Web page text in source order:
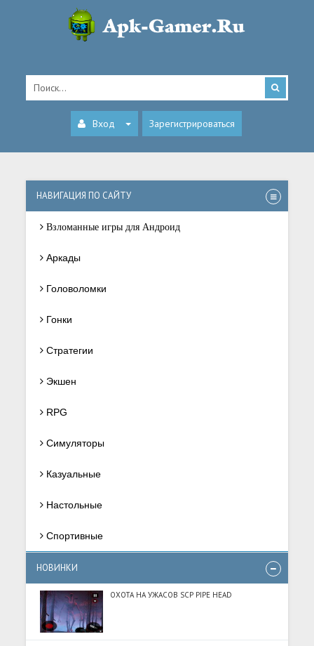
Вход Зарегистрироваться
НАВИГАЦИЯ ПО САЙТУ
Взломанные игры для Андроид
Аркады
Головоломки
Гонки
Стратегии
Экшен
RPG
Симуляторы
Казуальные
Настольные
Спортивные
НОВИНКИ
ОХОТА НА УЖАСОВ SCP PIPE HEAD